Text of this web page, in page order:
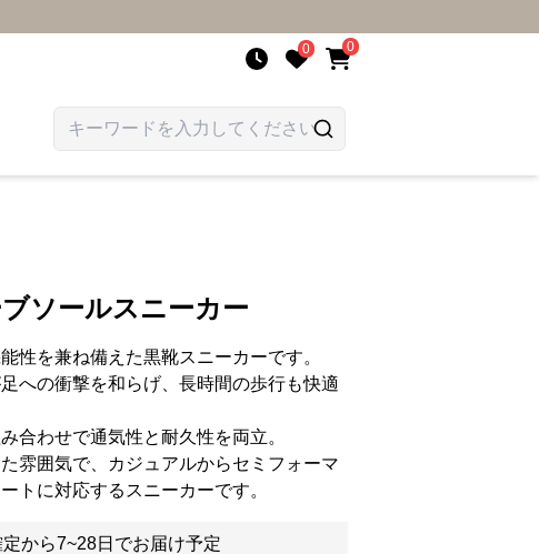
0 0
ソールスニーカー
性を兼ね備えた黒靴スニーカーです。
への衝撃を和らげ、長時間の歩行も快適
合わせで通気性と耐久性を両立。
雰囲気で、カジュアルからセミフォーマ
トに対応するスニーカーです。
定から7~28日でお届け予定